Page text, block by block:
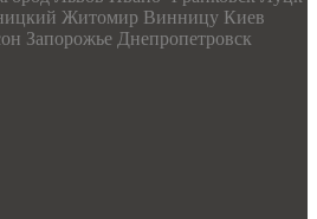
Житомир Винницу Киев
Запорожье Днепропетровск